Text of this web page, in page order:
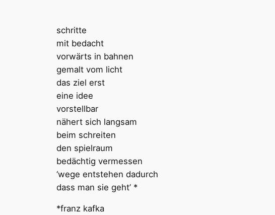
schritte
mit bedacht
vorwärts in bahnen
gemalt vom licht
das ziel erst
eine idee
vorstellbar
nähert sich langsam
beim schreiten
den spielraum
bedächtig vermessen
‘wege entstehen dadurch
dass man sie geht’ *
*franz kafka